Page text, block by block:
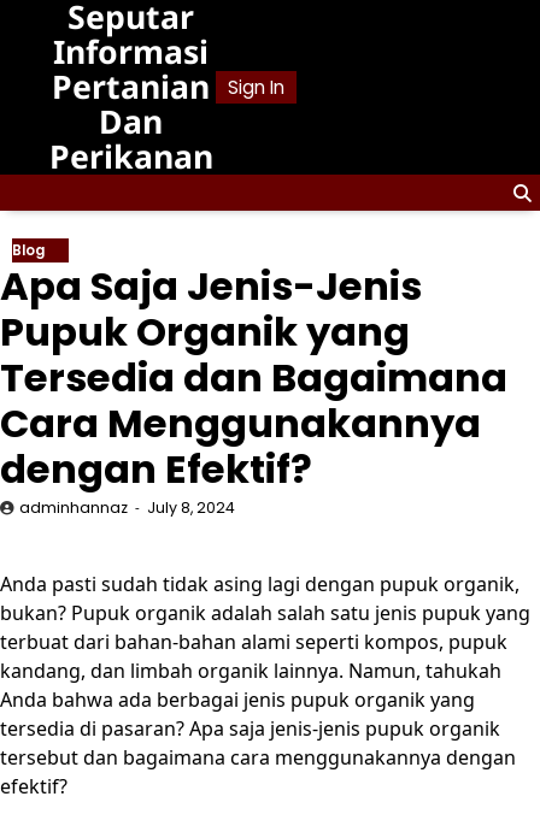
content
Seputar
Informasi
Pertanian
Dan
Perikanan
Sign In
Blog
Apa Saja Jenis-Jenis
Pupuk Organik yang
Tersedia dan Bagaimana
Cara Menggunakannya
dengan Efektif?
adminhannaz July 8, 2024
Anda pasti sudah tidak asing lagi dengan pupuk organik,
bukan? Pupuk organik adalah salah satu jenis pupuk yang
terbuat dari bahan-bahan alami seperti kompos, pupuk
kandang, dan limbah organik lainnya. Namun, tahukah
Anda bahwa ada berbagai jenis pupuk organik yang
tersedia di pasaran? Apa saja jenis-jenis pupuk organik
tersebut dan bagaimana cara menggunakannya dengan
efektif?